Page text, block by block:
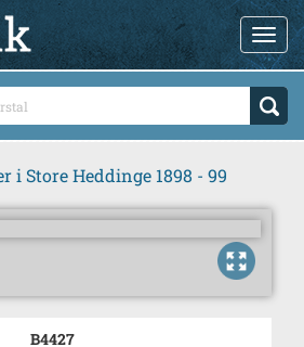
i Store Heddinge 1898 - 99
B4427